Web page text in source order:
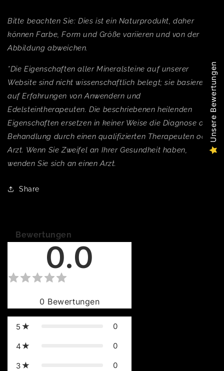
Bitte beachten Sie: Dies ist ein Naturprodukt, daher
können Farbe, Form und Größe variieren und von der
Abbildung abweichen.
*Die Eigenschaften aller Mineralsteine auf unserer
Website sind nicht wissenschaftlich belegt; sie basieren
auf Erfahrungen von Anwendern und
Edelsteintherapeuten. Die beschriebenen heilenden
Eigenschaften ersetzen in keiner Weise die Diagnose oder
Behandlung durch einen qualifizierten Therapeuten oder
Arzt. Wenn Sie Zweifel an Ihrer Gesundheit haben,
wenden Sie sich an einen Arzt.
Share
Bewertungen
0.0
0 Bewertungen
5 0
4 0
3 0
Unsere Bewertungen